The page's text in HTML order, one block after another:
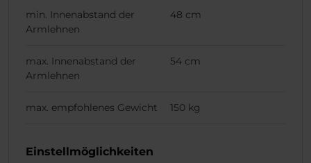
min. Innenabstand der
Armlehnen
48 cm
max. Innenabstand der
Armlehnen
54 cm
max. empfohlenes Gewicht 150 kg
Einstellmöglichkeiten